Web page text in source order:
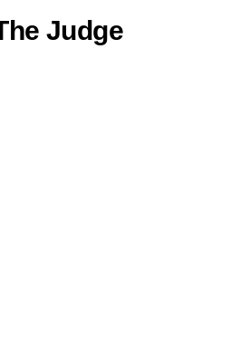
Judge